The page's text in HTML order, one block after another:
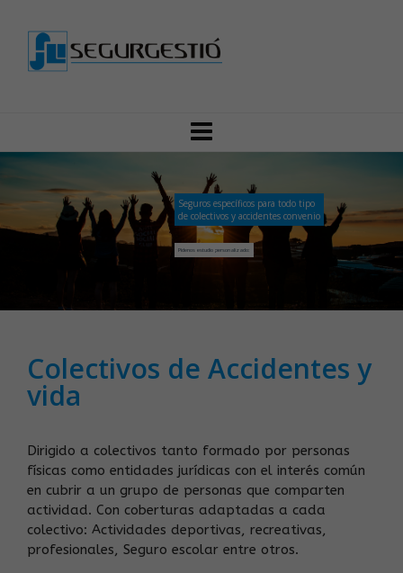
Seguros específicos para todo tipo
de colectivos y accidentes convenio
Pídenos estudio personalizado:
Colectivos de Accidentes y
vida
Dirigido a colectivos tanto formado por personas
físicas como entidades jurídicas con el interés común
en cubrir a un grupo de personas que comparten
actividad. Con coberturas adaptadas a cada
colectivo: Actividades deportivas, recreativas,
profesionales, Seguro escolar entre otros.